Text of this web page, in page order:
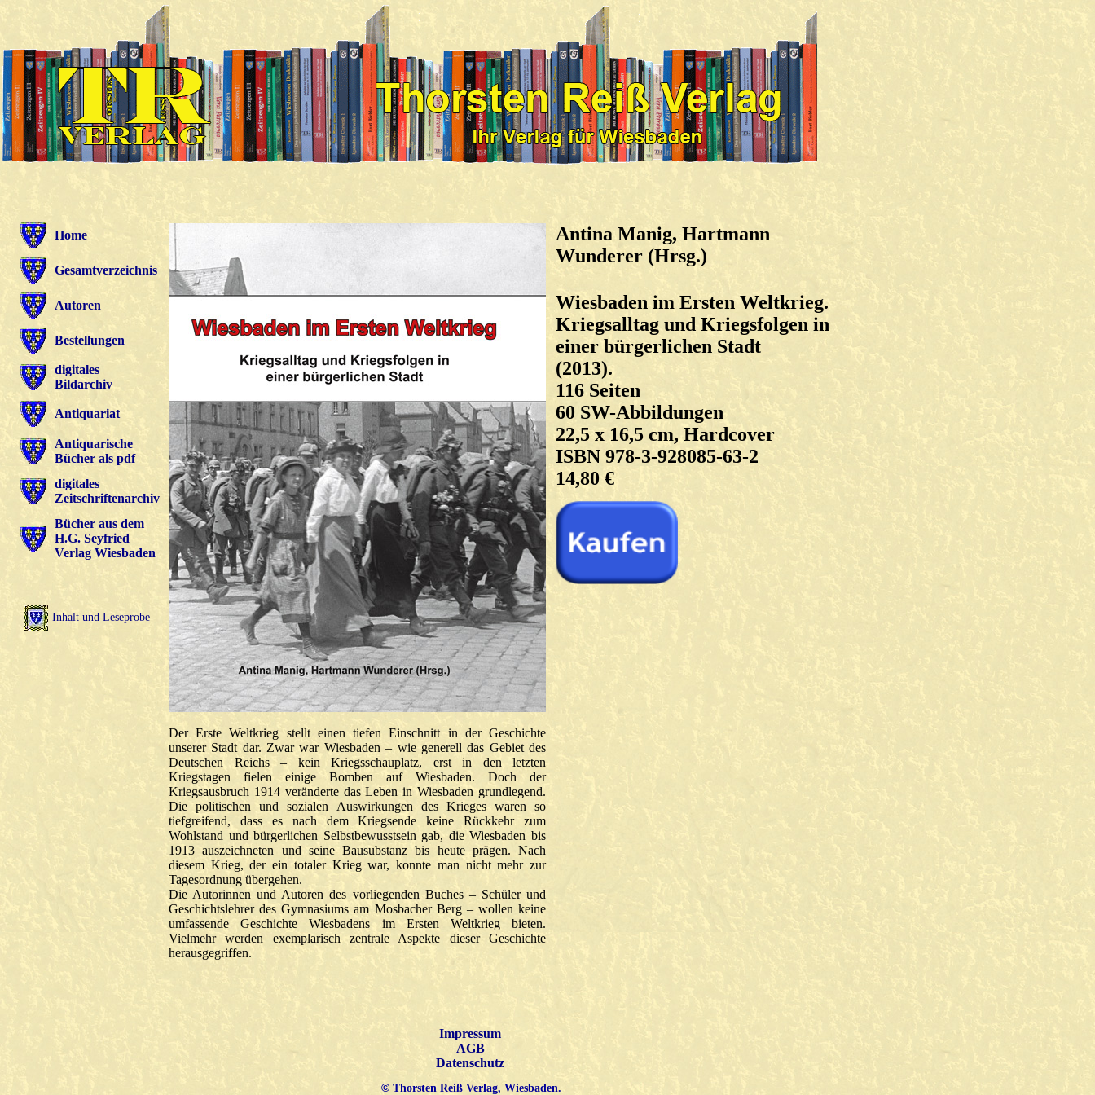
Home
Gesamtverzeichnis
Autoren
Bestellungen
digitales
Bildarchiv
Antiquariat
Antiquarische
Bücher als pdf
digitales
Zeitschriftenarchiv
Bücher aus dem
H.G. Seyfried
Verlag Wiesbaden
Inhalt und Leseprobe
Der Erste Weltkrieg stellt einen tiefen Einschnitt in der Geschichte
unserer Stadt dar. Zwar war Wiesbaden – wie generell das Gebiet des
Deutschen Reichs – kein Kriegsschauplatz, erst in den letzten
Kriegstagen fielen einige Bomben auf Wiesbaden. Doch der
Kriegsausbruch 1914 veränderte das Leben in Wiesbaden grundlegend.
Die politischen und sozialen Auswirkungen des Krieges waren so
tiefgreifend, dass es nach dem Kriegsende keine Rückkehr zum
Wohlstand und bürgerlichen Selbstbewusstsein gab, die Wiesbaden bis
1913 auszeichneten und seine Bausubstanz bis heute prägen. Nach
diesem Krieg, der ein totaler Krieg war, konnte man nicht mehr zur
Tagesordnung übergehen.
Die Autorinnen und Autoren des vorliegenden Buches – Schüler und
Geschichtslehrer des Gymnasiums am Mosbacher Berg – wollen keine
umfassende Geschichte Wiesbadens im Ersten Weltkrieg bieten.
Vielmehr werden exemplarisch zentrale Aspekte dieser Geschichte
herausgegriffen.
Antina Manig, Hartmann
Wunderer (Hrsg.)
Wiesbaden im Ersten Weltkrieg.
Kriegsalltag und Kriegsfolgen in
einer bürgerlichen Stadt
(2013).
116 Seiten
60 SW-Abbildungen
22,5 x 16,5 cm, Hardcover
ISBN 978-3-928085-63-2
14,80 €
Impressum
AGB
Datenschutz
© Thorsten Reiß Verlag, Wiesbaden.